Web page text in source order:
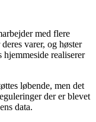
med flere
varer, og høster
hjemmeside realiserer
løbende, men det
der er blevet
data.